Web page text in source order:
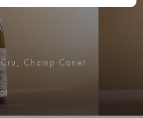
Champ Canet